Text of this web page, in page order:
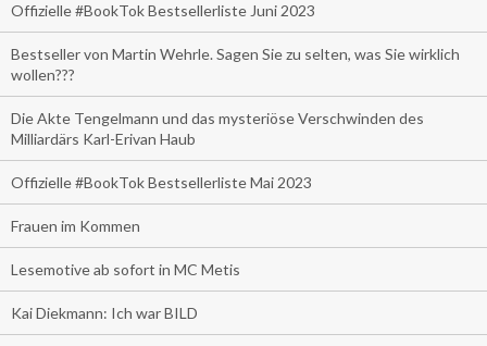
Offizielle #BookTok Bestsellerliste Juni 2023
Bestseller von Martin Wehrle. Sagen Sie zu selten, was Sie wirklich
wollen???
Die Akte Tengelmann und das mysteriöse Verschwinden des
Milliardärs Karl-Erivan Haub
Offizielle #BookTok Bestsellerliste Mai 2023
Frauen im Kommen
Lesemotive ab sofort in MC Metis
Kai Diekmann: Ich war BILD